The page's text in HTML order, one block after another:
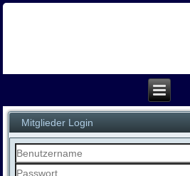
Mitglieder Login
Benutzername